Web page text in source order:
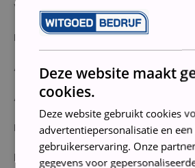
Verstelbare sokkel
Horizontaal en verticaal
Aantal programma’s
Auto, eco, snel, voorspoelen
Extra functionele opties
halve belading, HygienePlus,
Deze website maakt
cookies.
Deze website gebruikt cookies
advertentiepersonalisatie en
gebruikerservaring. Onze
gegevens voor